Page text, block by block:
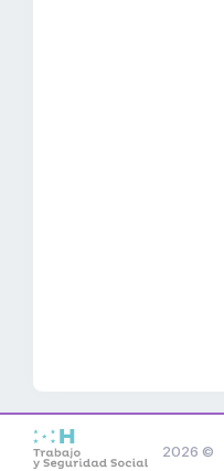
2026 ©